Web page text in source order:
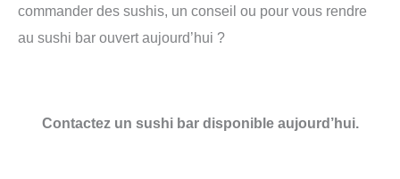
commander des sushis, un conseil ou pour vous rendre
au sushi bar ouvert aujourd’hui ?
Contactez un sushi bar disponible aujourd’hui.